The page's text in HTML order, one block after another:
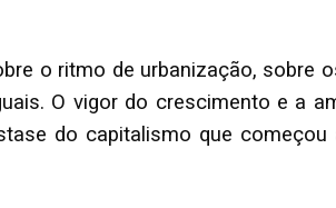
o ritmo de urbanização,
O vigor do crescimento e a
do capitalismo que